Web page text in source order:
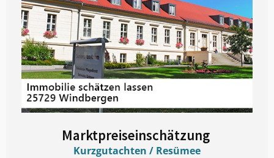
Marktpreiseinschätzung ​
Kurzgutachten / Resümee